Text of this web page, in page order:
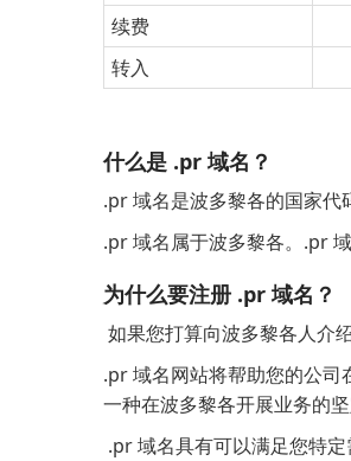
续费
转入
什么是 .pr 域名？
.pr 域名是波多黎各的国家代
.pr 域名属于波多黎各。.pr
为什么要注册 .pr 域名？
如果您打算向波多黎各人介
.pr 域名网站将帮助您的公司
一种在波多黎各开展业务的坚
.pr 域名具有可以满足您特